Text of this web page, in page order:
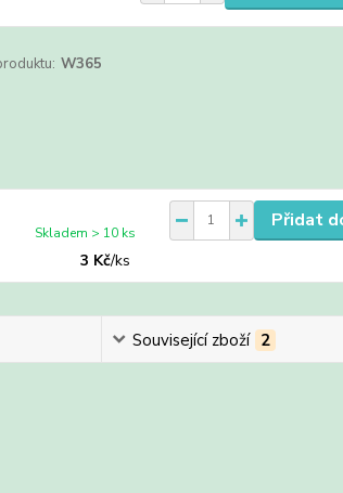
W365
3 Kč/ks
Skladem > 10 ks
Přidat
Související zboží 2